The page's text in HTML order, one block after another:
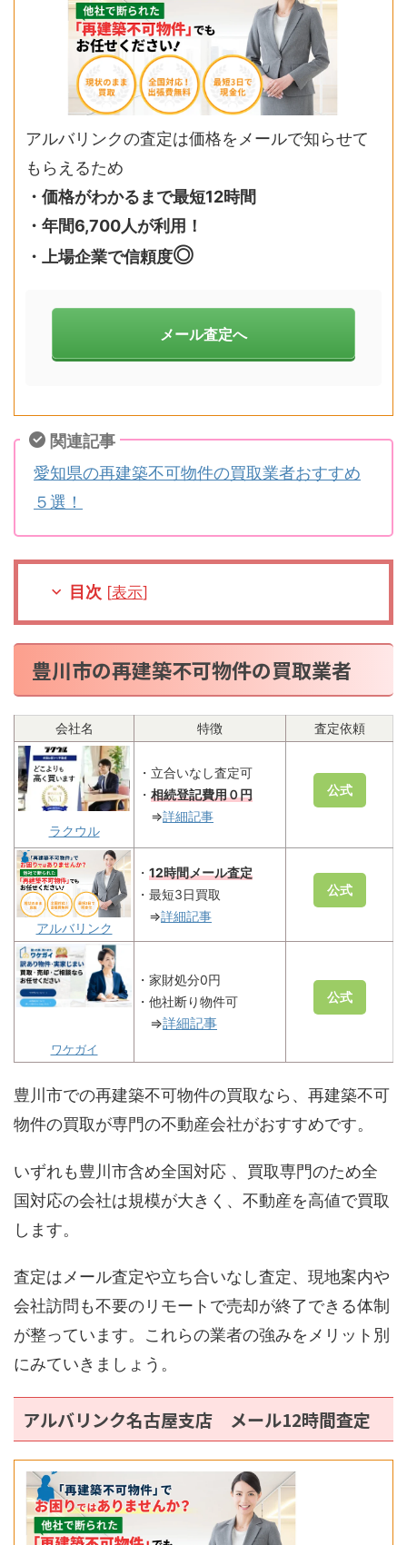
アルバリンクの査定は価格をメールで知らせて
もらえるため
・価格がわかるまで最短12時間
・年間6,700人が利用！
・上場企業で信頼度◎
メール査定へ
関連記事
愛知県の再建築不可物件の買取業者おすすめ
５選！
目次 [表示]
豊川市の再建築不可物件の買取業者
会社名 特徴 査定依頼
ラクウル
・立合いなし査定可
・ 相続登記費用０円
⇒詳細記事
公式
アルバリンク
・ 12時間メール査定
・最短3日買取
⇒詳細記事
公式
ワケガイ
・家財処分0円
・他社断り物件可
⇒詳細記事
公式
豊川市での再建築不可物件の買取なら、再建築不可
物件の買取が専門の不動産会社がおすすめです。
いずれも豊川市含め全国対応 、買取専門のため全
国対応の会社は規模が大きく、不動産を高値で買取
します。
査定はメール査定や立ち合いなし査定、現地案内や
会社訪問も不要のリモートで売却が終了できる体制
が整っています。これらの業者の強みをメリット別
にみていきましょう。
アルバリンク名古屋支店 メール12時間査定